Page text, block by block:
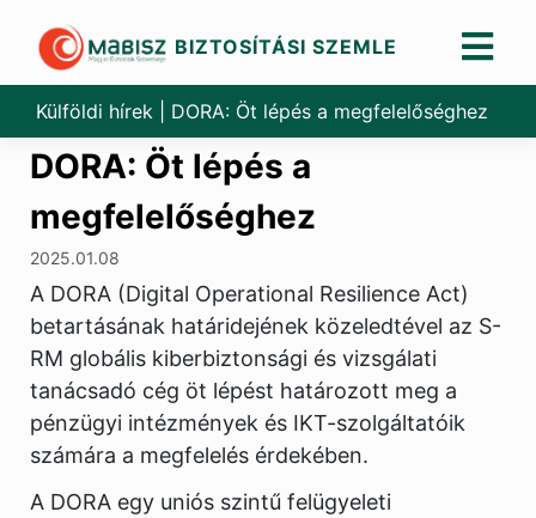
content
BIZTOSÍTÁSI SZEMLE
Külföldi hírek DORA: Öt lépés a megfelelőséghez
DORA: Öt lépés a
megfelelőséghez
2025.01.08
A DORA (Digital Operational Resilience Act)
betartásának határidejének közeledtével az S-
RM globális kiberbiztonsági és vizsgálati
tanácsadó cég öt lépést határozott meg a
pénzügyi intézmények és IKT-szolgáltatóik
számára a megfelelés érdekében.
A DORA egy uniós szintű felügyeleti